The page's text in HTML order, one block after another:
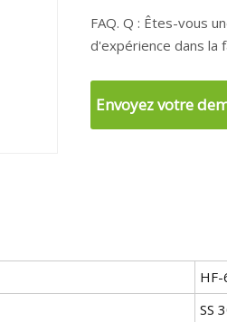
FAQ. Q : Êtes-vous une usine ? R : Oui, avec plus de 20 ans
d'expérience dans la
Envoyez votre
HF-
SS